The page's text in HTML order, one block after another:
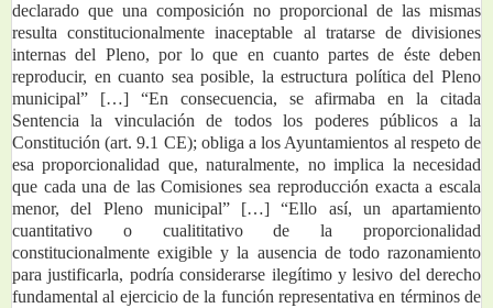
declarado que una composición no proporcional de las mismas
resulta constitucionalmente inaceptable al tratarse de divisiones
internas del Pleno, por lo que en cuanto partes de éste deben
reproducir, en cuanto sea posible, la estructura política del Pleno
municipal” […] “En consecuencia, se afirmaba en la citada
Sentencia la vinculación de todos los poderes públicos a la
Constitución (art. 9.1 CE); obliga a los Ayuntamientos al respeto de
esa proporcionalidad que, naturalmente, no implica la necesidad
que cada una de las Comisiones sea reproducción exacta a escala
menor, del Pleno municipal” […] “Ello así, un apartamiento
cuantitativo o cualititativo de la proporcionalidad
constitucionalmente exigible y la ausencia de todo razonamiento
para justificarla, podría considerarse ilegítimo y lesivo del derecho
fundamental al ejercicio de la función representativa en términos de